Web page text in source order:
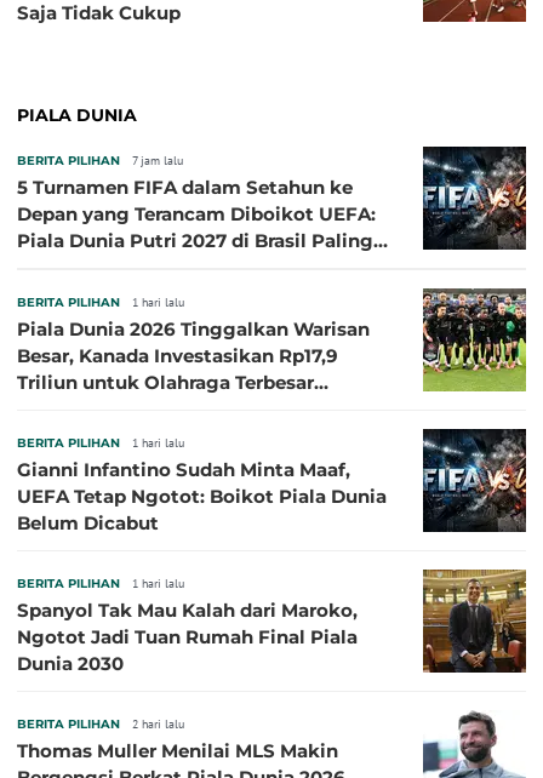
Saja Tidak Cukup
PIALA DUNIA
BERITA PILIHAN 7 jam lalu
5 Turnamen FIFA dalam Setahun ke
Depan yang Terancam Diboikot UEFA:
Piala Dunia Putri 2027 di Brasil Paling
BERITA PILIHAN 1 hari lalu
Piala Dunia 2026 Tinggalkan Warisan
Besar, Kanada Investasikan Rp17,9
Triliun untuk Olahraga Terbesar
BERITA PILIHAN 1 hari lalu
Gianni Infantino Sudah Minta Maaf,
UEFA Tetap Ngotot: Boikot Piala Dunia
Belum Dicabut
BERITA PILIHAN 1 hari lalu
Spanyol Tak Mau Kalah dari Maroko,
Ngotot Jadi Tuan Rumah Final Piala
Dunia 2030
BERITA PILIHAN 2 hari lalu
Thomas Muller Menilai MLS Makin